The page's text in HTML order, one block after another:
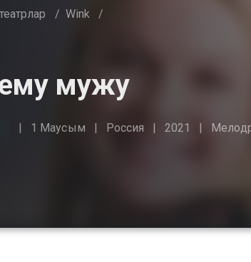
/ Wink /
мужу
1 Маусым Россия 2021